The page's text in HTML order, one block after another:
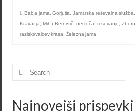
Babja jama Gorjuša Jamarska reševalna služba
Kravanja
Miha Bernetič nesreča reševanje
raziskovalcev krasa
Železna jama
Search
Najnovejši prispevki